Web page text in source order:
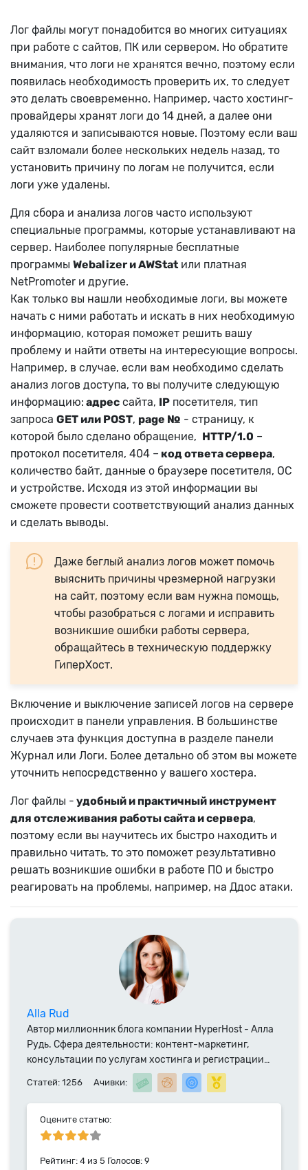
Лог файлы могут понадобится во многих ситуациях
при работе с сайтов, ПК или сервером. Но обратите
внимания, что логи не хранятся вечно, поэтому если
появилась необходимость проверить их, то следует
это делать своевременно. Например, часто хостинг-
провайдеры хранят логи до 14 дней, а далее они
удаляются и записываются новые. Поэтому если ваш
сайт взломали более нескольких недель назад, то
установить причину по логам не получится, если
логи уже удалены.
Для сбора и анализа логов часто используют
специальные программы, которые устанавливают на
сервер. Наиболее популярные бесплатные
программы Webalizer и AWStat или платная
NetPromoter и другие.
Как только вы нашли необходимые логи, вы можете
начать с ними работать и искать в них необходимую
информацию, которая поможет решить вашу
проблему и найти ответы на интересующие вопросы.
Например, в случае, если вам необходимо сделать
анализ логов доступа, то вы получите следующую
информацию: адрес сайта, IP посетителя, тип
запроса GET или POST, page № - страницу, к
которой было сделано обращение, HTTP/1.0 –
протокол посетителя, 404 – код ответа сервера,
количество байт, данные о браузере посетителя, ОС
и устройстве. Исходя из этой информации вы
сможете провести соответствующий анализ данных
и сделать выводы.
Даже беглый анализ логов может помочь
выяснить причины чрезмерной нагрузки
на сайт, поэтому если вам нужна помощь,
чтобы разобраться с логами и исправить
возникшие ошибки работы сервера,
обращайтесь в техническую поддержку
ГиперХост.
Включение и выключение записей логов на сервере
происходит в панели управления. В большинстве
случаев эта функция доступна в разделе панели
Журнал или Логи. Более детально об этом вы можете
уточнить непосредственно у вашего хостера.
Лог файлы - удобный и практичный инструмент
для отслеживания работы сайта и сервера,
поэтому если вы научитесь их быстро находить и
правильно читать, то это поможет результативно
решать возникшие ошибки в работе ПО и быстро
реагировать на проблемы, например, на Ддос атаки.
Alla Rud
Автор миллионник блога компании HyperHost - Алла
Рудь. Сфера деятельности: контент-маркетинг,
консультации по услугам хостинга и регистрации
доменных имен. Специалист компании HyperHost.UA
Статей: 1256 Ачивки:
Оцените статью:
Рейтинг: 4 из 5 Голосов: 9